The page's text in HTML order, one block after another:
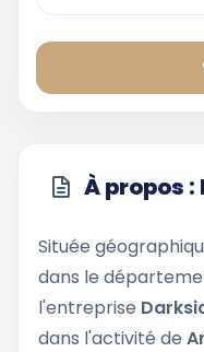
À propos
Située
dans le
l'entreprise
dans l'activité de